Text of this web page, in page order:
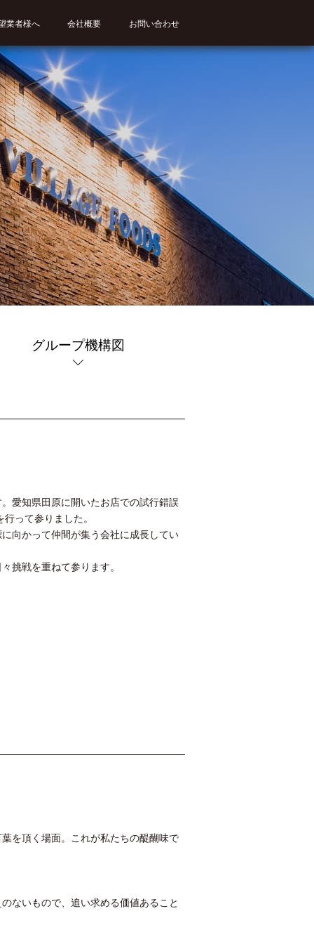
業者様へ 会社概要 お問い合わせ
グループ機構図
愛知県田原に開いたお店での試行錯誤
って参りました。
向かって仲間が集う会社に成長してい
挑戦を重ねて参ります。
を頂く場面。これが私たちの醍醐味で
ないもので、追い求める価値あること